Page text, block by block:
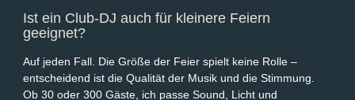
Ist ein Club-DJ auch für kleinere Feiern
geeignet?
Auf jeden Fall. Die Größe der Feier spielt keine Rolle –
entscheidend ist die Qualität der Musik und die Stimmung.
Ob 30 oder 300 Gäste, ich passe Sound, Licht und